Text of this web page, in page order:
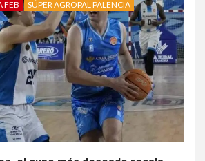
FEB SÚPER AGROPAL PALENCIA